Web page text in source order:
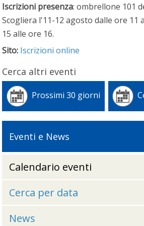
Iscrizioni presenza: ombrellone 101
Scogliera l'11-12 agosto dalle ore 11
15 alle ore 16.
Sito: Iscrizioni online
Cerca altri eventi
Prossimi 30 giorni
Eventi e News
Calendario eventi
Cerca per data
News